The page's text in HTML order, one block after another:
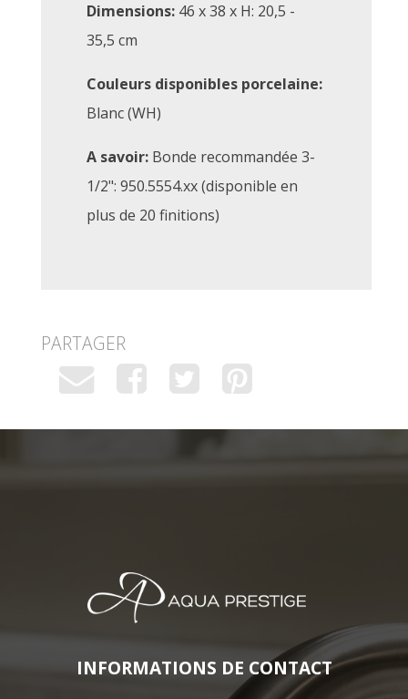
Dimensions: 46 x 38 x H: 20,5 -
35,5 cm
Couleurs disponibles porcelaine:
Blanc (WH)
A savoir: Bonde recommandée 3-
1/2": 950.5554.xx (disponible en
plus de 20 finitions)
PARTAGER
INFORMATIONS DE CONTACT